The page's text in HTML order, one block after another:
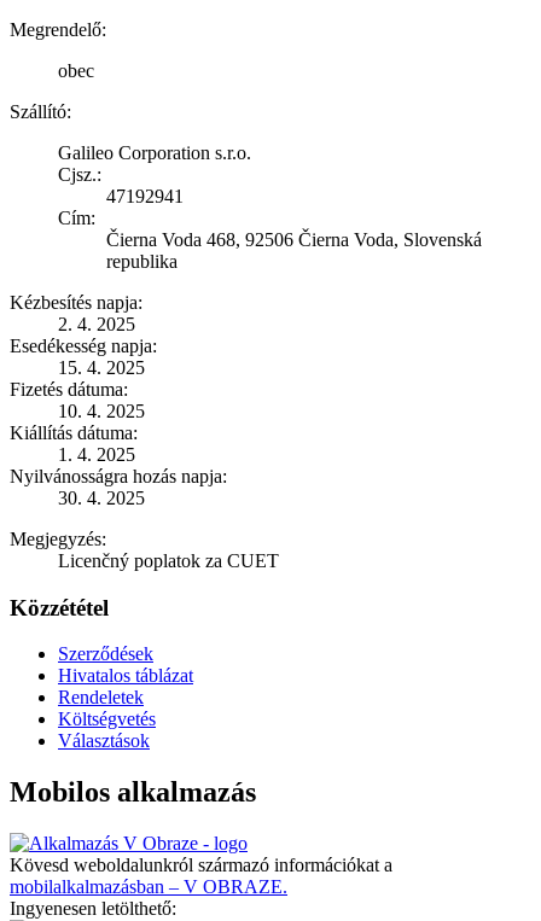
Megrendelő:
obec
Szállító:
Galileo Corporation s.r.o.
Cjsz.:
47192941
Cím:
Čierna Voda 468, 92506 Čierna Voda, Slovenská
republika
Kézbesítés napja:
2. 4. 2025
Esedékesség napja:
15. 4. 2025
Fizetés dátuma:
10. 4. 2025
Kiállítás dátuma:
1. 4. 2025
Nyilvánosságra hozás napja:
30. 4. 2025
Megjegyzés:
Licenčný poplatok za CUET
Közzététel
Szerződések
Hivatalos táblázat
Rendeletek
Költségvetés
Választások
Mobilos alkalmazás
Kövesd weboldalunkról származó információkat a
mobilalkalmazásban – V OBRAZE.
Ingyenesen letölthető: